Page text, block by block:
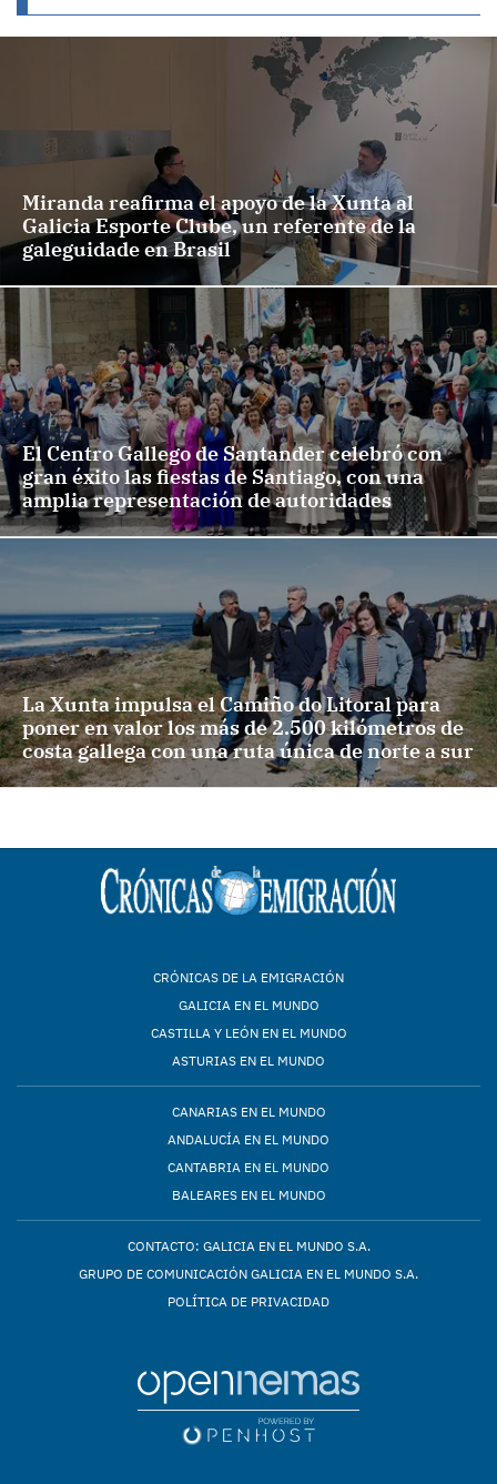
Miranda reafirma el apoyo de la Xunta al
Galicia Esporte Clube, un referente de la
galeguidade en Brasil
El Centro Gallego de Santander celebró con
gran éxito las fiestas de Santiago, con una
amplia representación de autoridades
La Xunta impulsa el Camiño do Litoral para
poner en valor los más de 2.500 kilómetros de
costa gallega con una ruta única de norte a sur
CRÓNICAS DE LA EMIGRACIÓN
GALICIA EN EL MUNDO
CASTILLA Y LEÓN EN EL MUNDO
ASTURIAS EN EL MUNDO
CANARIAS EN EL MUNDO
ANDALUCÍA EN EL MUNDO
CANTABRIA EN EL MUNDO
BALEARES EN EL MUNDO
CONTACTO: GALICIA EN EL MUNDO S.A.
GRUPO DE COMUNICACIÓN GALICIA EN EL MUNDO S.A.
POLÍTICA DE PRIVACIDAD